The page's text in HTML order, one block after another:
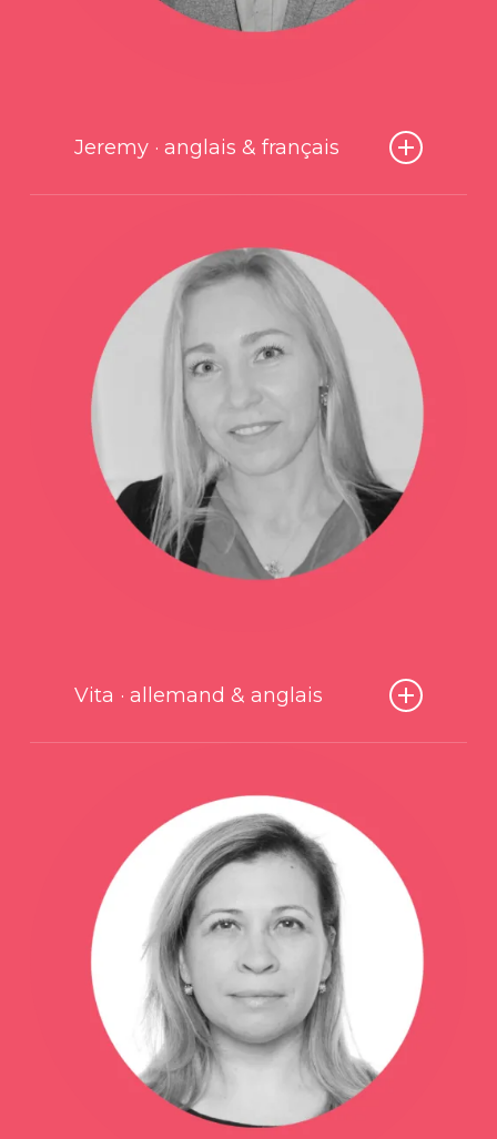
Jeremy · anglais & français
et coréen, je suis retourné à Tokyo en 2007 pour enseigner. Après avoir
enseigné au Japon pendant plus de 11 ans et avoir été le prof principal
d’une petite école anglaise à Tokyo, je suis retourné en Suisse. Je suis
trilingue, parlant anglais, français et japonais. J’apprécie les voyages,
la cuisine épicée, la peinture et la photographie. Je suis
profondément intéressé par l’histoire et l’aviation. J’adore boire du
thé chinois et japonais, sans sucre ni lait, s’il vous plaît!
Vita · allemand & anglais
plusieurs années consécutives en Allemagne
que je suis littéralement tombée sous le
charme de la langue germanique.
Passionnée, j’ai obtenu deux diplômes dont
un master en langue allemande à
l’Université de Lettonie en 2006 et une
qualification de professeure d’Allemand, de
linguistique et de sciences littéraires. Mes
atouts principaux sont les excellentes
qualités relationnelles, une très bonne
capacité d’écoute ainsi qu’un esprit critique
et constructif. Je suis également avide de
connaissances, ambitieuse et créative. Je
parle aussi le français, l’anglais, le russe et le